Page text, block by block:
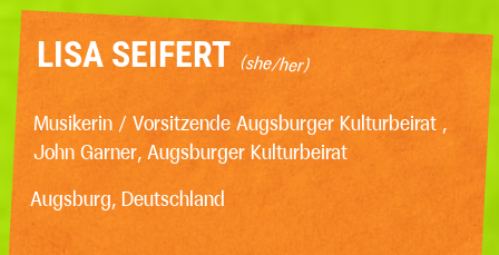
LISA SEIFERT (she/her)
Musikerin / Vorsitzende Augsburger Kulturbeirat ,
John Garner, Augsburger Kulturbeirat
Augsburg, Deutschland